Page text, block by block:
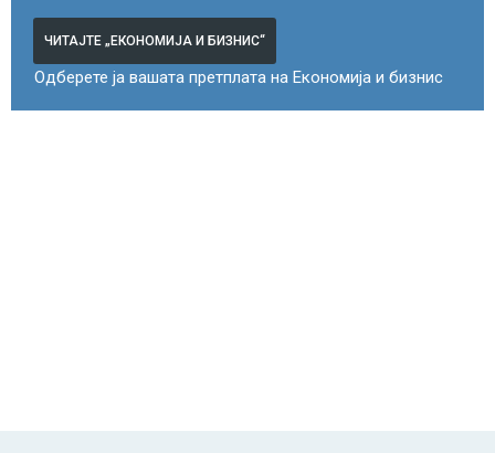
ЧИТАЈТЕ „ЕКОНОМИЈА И БИЗНИС“
Одберете ја вашата претплата на Економија и бизнис